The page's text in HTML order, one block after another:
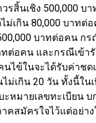
รสิ้นเชิง 500,000 บ
ม่เกิน 80,000 บาทต่
บาทต่อคน ก
ทต่อคน และกรณีเข้า
ไข้ในจะได้รับค่าชด
ม่เกิน 20 วัน ทั้งนี้ใน
หมายเลขทะเบียน บ
คสมัครใจไว้แต่อย่าง